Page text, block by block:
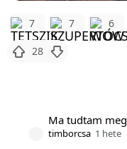
7 7 6
28
Ma tudtam meg
timborcsa 1 hete